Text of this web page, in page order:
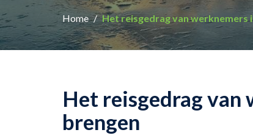
Home Het reisgedrag van werknemers
Het reisgedrag van
brengen